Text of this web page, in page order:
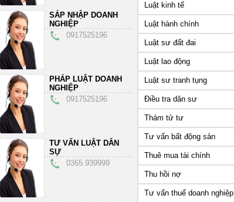
SÁP NHẬP DOANH
NGHIỆP
0917525196
PHÁP LUẬT DOANH
NGHIỆP
0917525196
TƯ VẤN LUẬT DÂN
SỰ
0365.939999
Luật kinh tế
Luật hành chính
Luật sư đất đai
Luật lao động
Luật sư tranh tụng
Điều tra dân sư
Thám tử tư
Tư vấn bất động sản
Thuê mua tài chính
Thu hồi nợ
Tư vấn thuế doanh nghiệp